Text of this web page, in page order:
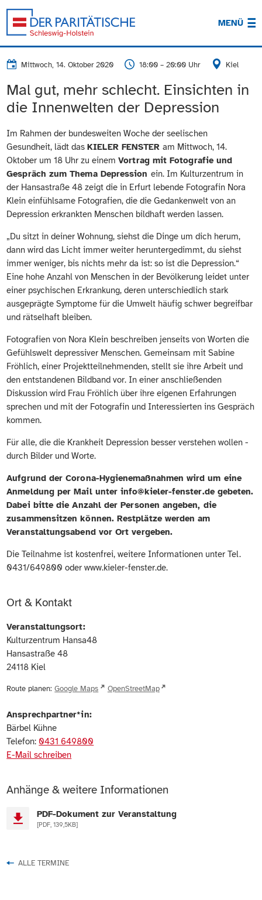
MENÜ
Mittwoch, 14. Oktober 2020 18:00 – 20:00 Uhr Kiel
Mal gut, mehr schlecht. Einsichten in
die Innenwelten der Depression
Im Rahmen der bundesweiten Woche der seelischen
Gesundheit, lädt dasKIELER FENSTERam Mittwoch, 14.
Oktober um 18 Uhr zu einemVortrag mit Fotografie und
Gespräch zum Thema Depression ein. Im Kulturzentrum in
der Hansastraße 48 zeigt die in Erfurt lebende Fotografin Nora
Klein einfühlsame Fotografien, die die Gedankenwelt von an
Depression erkrankten Menschen bildhaft werden lassen.
„Du sitzt in deiner Wohnung, siehst die Dinge um dich herum,
dann wird das Licht immer weiter heruntergedimmt, du siehst
immer weniger, bis nichts mehr da ist: so ist die Depression.“
Eine hohe Anzahl von Menschen in der Bevölkerung leidet unter
einer psychischen Erkrankung, deren unterschiedlich stark
ausgeprägte Symptome für die Umwelt häufig schwer begreifbar
und rätselhaft bleiben.
Fotografien von Nora Klein beschreiben jenseits von Worten die
Gefühlswelt depressiver Menschen. Gemeinsam mit Sabine
Fröhlich, einer Projektteilnehmenden, stellt sie ihre Arbeit und
den entstandenen Bildband vor. In einer anschließenden
Diskussion wird Frau Fröhlich über ihre eigenen Erfahrungen
sprechen und mit der Fotografin und Interessierten ins Gespräch
kommen.
Für alle, die die Krankheit Depression besser verstehen wollen -
durch Bilder und Worte.
Aufgrund der Corona-Hygienemaßnahmen wird um eine
Anmeldung per Mail unter info@kieler-fenster.de gebeten.
Dabei bitte die Anzahl der Personen angeben, die
zusammensitzen können. Restplätze werden am
Veranstaltungsabend vor Ort vergeben.
Die Teilnahme ist kostenfrei, weitere Informationen unter Tel.
0431/649800 oder www.kieler-fenster.de.
Ort & Kontakt
Veranstaltungsort:
Kulturzentrum Hansa48
Hansastraße 48
24118 Kiel
Route planen: Google Maps OpenStreetMap
Ansprechpartner*in:
Bärbel Kühne
Telefon: 0431 649800
E-Mail schreiben
Anhänge & weitere Informationen
PDF-Dokument zur Veranstaltung
[PDF, 139,5KB]
ALLE TERMINE